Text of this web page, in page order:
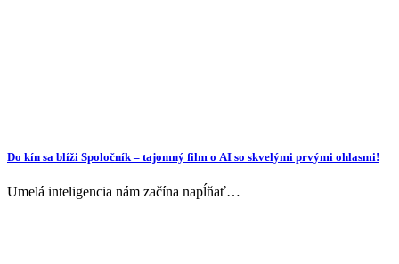
Do kín sa blíži Spoločník – tajomný film o AI so skvelými prvými ohlasmi!
Umelá inteligencia nám začína napĺňať…